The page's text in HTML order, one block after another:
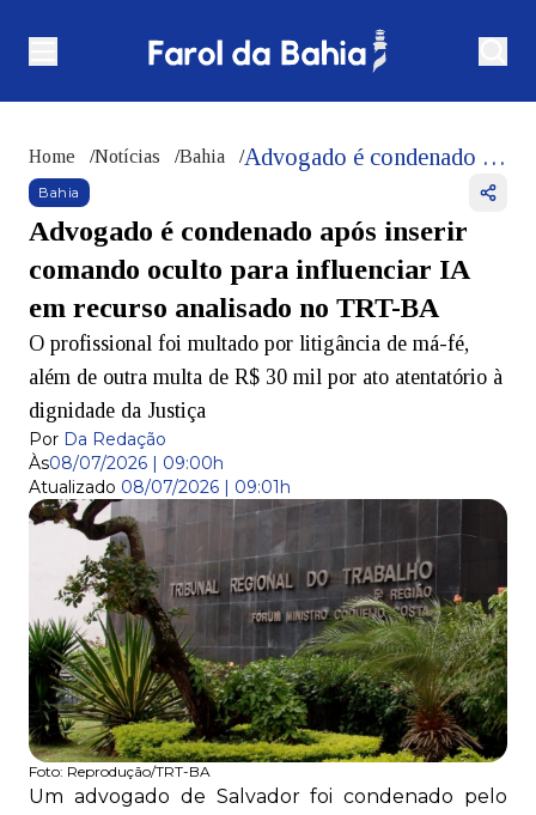
Home /Notícias /Bahia / Advogado é condenado após inserir comando oculto para influenciar IA em recurso analisado no TRT-BA
Bahia
Advogado é condenado após inserir
comando oculto para influenciar IA
em recurso analisado no TRT-BA
O profissional foi multado por litigância de má-fé,
além de outra multa de R$ 30 mil por ato atentatório à
dignidade da Justiça
Por Da Redação
Às08/07/2026 | 09:00h
Atualizado 08/07/2026 | 09:01h
Foto: Reprodução/TRT-BA
Um advogado de Salvador foi condenado pelo